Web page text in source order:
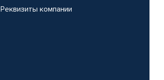
Реквизиты компании